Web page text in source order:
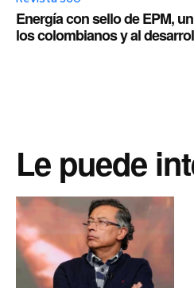
Energía con sello de EPM,
los colombianos y al
Le puede